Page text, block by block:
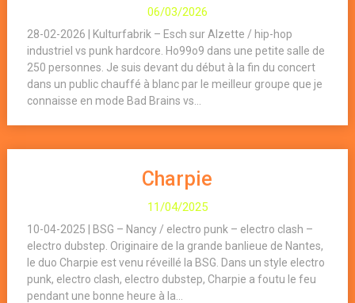
06/03/2026
28-02-2026 | Kulturfabrik – Esch sur Alzette / hip-hop
industriel vs punk hardcore. Ho99o9 dans une petite salle de
250 personnes. Je suis devant du début à la fin du concert
dans un public chauffé à blanc par le meilleur groupe que je
connaisse en mode Bad Brains vs...
Charpie
11/04/2025
10-04-2025 | BSG – Nancy / electro punk – electro clash –
electro dubstep. Originaire de la grande banlieue de Nantes,
le duo Charpie est venu réveillé la BSG. Dans un style electro
punk, electro clash, electro dubstep, Charpie a foutu le feu
pendant une bonne heure à la...